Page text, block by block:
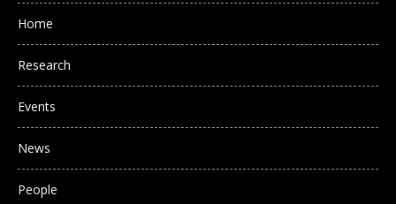
Main navigation
Home
Research
Events
News
People